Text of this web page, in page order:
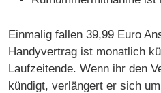
Einmalig fallen 39,99 Euro
Handyvertrag ist monatlich
Laufzeitende. Wenn ihr den
kündigt, verlängert er sich